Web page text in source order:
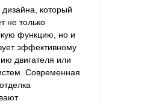
который
не только
функцию, но и
эффективному
двигателя или
Современная